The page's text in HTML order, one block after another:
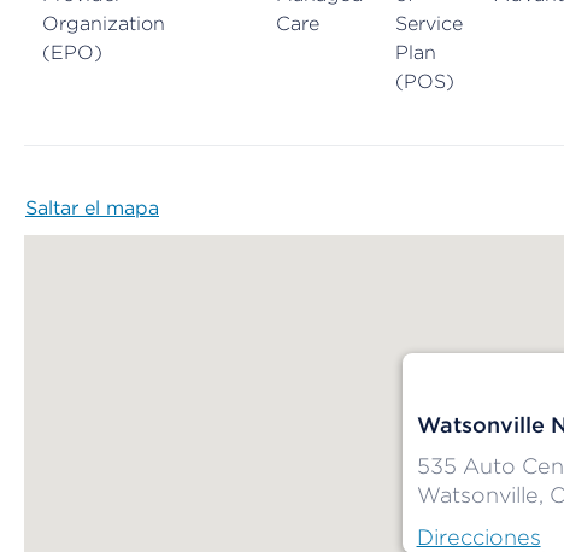
Organization
(EPO)
Care
Service
Plan
(POS)
Saltar el mapa
Watsonville
535 Auto
Watsonville,
Direcciones